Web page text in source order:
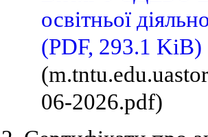
освітньої
(PDF, 293.1 KiB)
06-2026.pdf)